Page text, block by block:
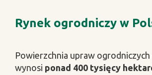
Rynek ogrodniczy w
Powierzchnia upraw ogrodniczych
wynosi ponad 400 tysięcy